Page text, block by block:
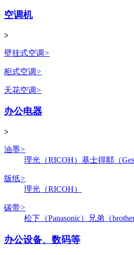
空调机
>
壁挂式空调>
柜式空调>
天花空调>
办公电器
>
油墨>
理光（RICOH） 基士得耶（
版纸>
理光（RICOH）
碳带>
松下（Panasonic）
兄弟（brother
办公设备、数码等